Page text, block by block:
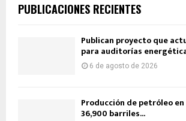
PUBLICACIONES RECIENTES
Publican proyecto que
para auditorías
6 de agosto de 2026
Producción de petróleo
36,900 barriles...